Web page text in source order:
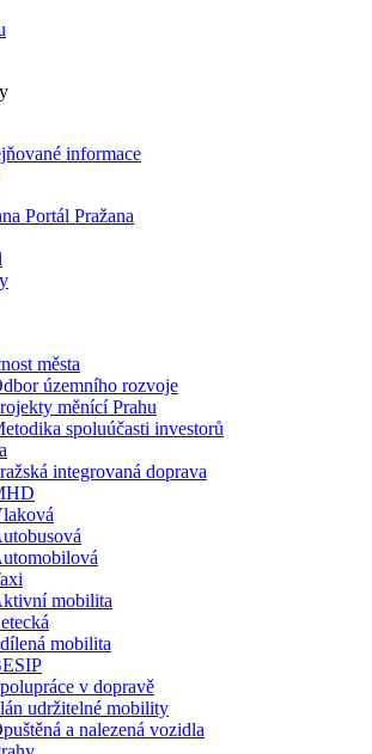
informace
Portál Pražana
města
územního rozvoje
měnící Prahu
spoluúčasti investorů
integrovaná doprava
mobilita
mobilita
v dopravě
udržitelné mobility
a nalezená vozidla